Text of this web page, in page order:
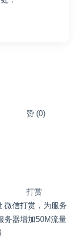
赞 (0)
打赏
微信打赏，为服务